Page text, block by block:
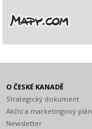
O ČESKÉ KANADĚ
Strategický dokument
Akční a marketingový plán
Newsletter